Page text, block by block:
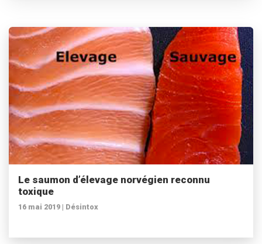
Le saumon d’élevage norvégien reconnu
toxique
16 mai 2019 | Désintox